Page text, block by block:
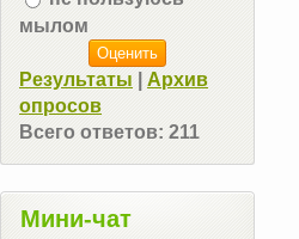
мылом
Результаты
Архив
опросов
Всего ответов: 211
Мини-чат